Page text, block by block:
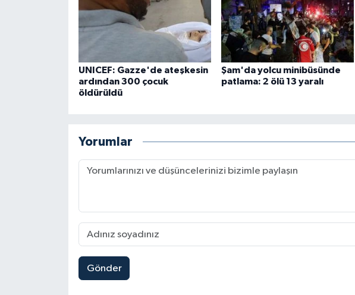
UNICEF: Gazze'de ateşkesin
ardından 300 çocuk
öldürüldü
Şam'da yolcu minibüsünde
patlama: 2 ölü 13 yaralı
Yorumlar
Gönder